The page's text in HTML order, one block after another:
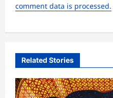
comment data is processed.
Related Stories